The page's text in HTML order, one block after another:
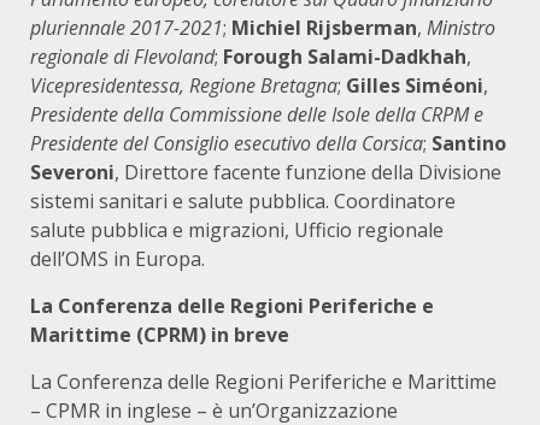
pluriennale 2017-2021; Michiel Rijsberman, Ministro
regionale di Flevoland; Forough Salami-Dadkhah,
Vicepresidentessa, Regione Bretagna; Gilles Siméoni,
Presidente della Commissione delle Isole della CRPM e
Presidente del Consiglio esecutivo della Corsica; Santino
Severoni, Direttore facente funzione della Divisione
sistemi sanitari e salute pubblica. Coordinatore
salute pubblica e migrazioni, Ufficio regionale
dell’OMS in Europa.
La Conferenza delle Regioni Periferiche e
Marittime (CPRM) in breve
La Conferenza delle Regioni Periferiche e Marittime
– CPMR in inglese – è un’Organizzazione